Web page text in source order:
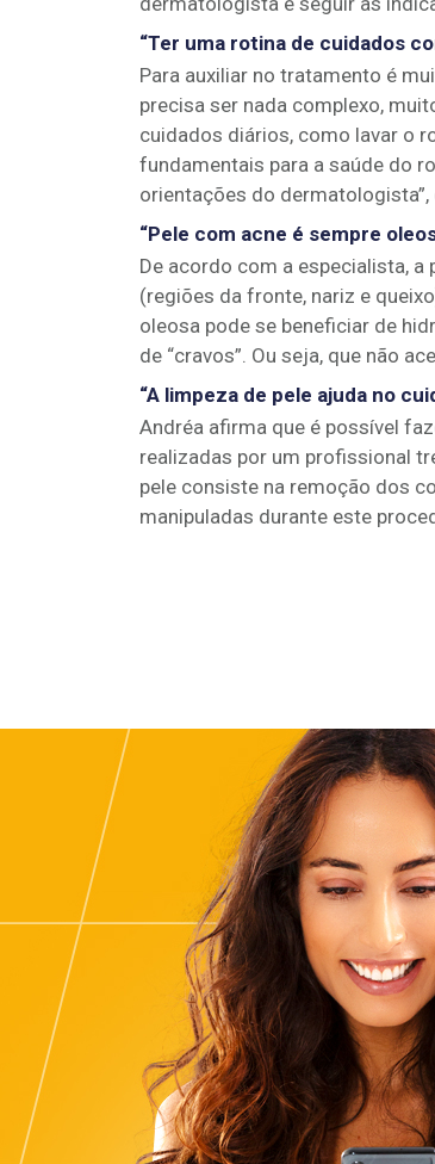
“Ter uma rotina de cuidados
Para auxiliar no tratamento é
precisa ser nada complexo,
cuidados diários, como lavar o
fundamentais para a saúde do
orientações do dermatologista”,
“Pele com acne é sempre
De acordo com a especialista, a
(regiões da fronte, nariz e
oleosa pode se beneficiar de
de “cravos”. Ou seja, que não
“A limpeza de pele ajuda no
Andréa afirma que é possível
realizadas por um profissional
pele consiste na remoção dos
manipuladas durante este